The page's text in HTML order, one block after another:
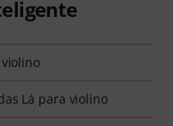
Lá para violino